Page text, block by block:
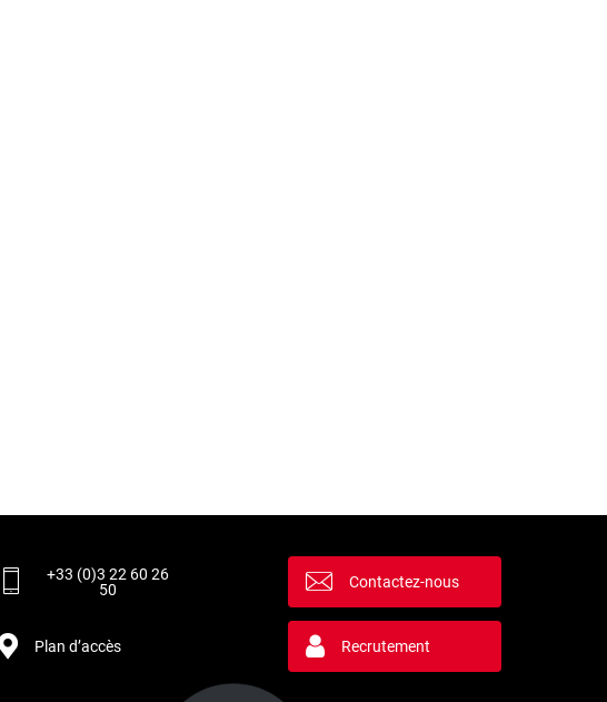
+33 (0)3 22 60 26
50
Contactez-nous
Plan d’accès Recrutement